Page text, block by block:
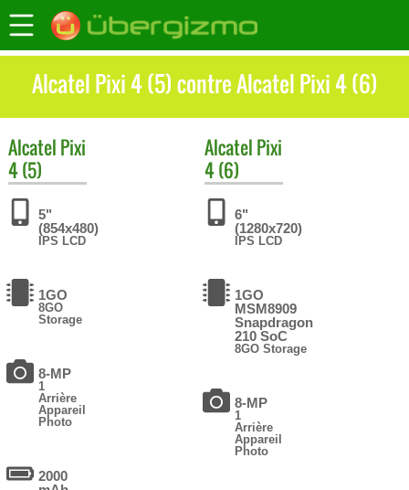
Alcatel Pixi 4 (5) contre Alcatel Pixi 4 (6)
Alcatel Pixi
4 (5)
5"
(854x480)
IPS LCD
1GO
8GO
Storage
8-MP
1
Arrière
Appareil
Photo
2000
Alcatel Pixi
4 (6)
6"
(1280x720)
IPS LCD
1GO
MSM8909
Snapdragon
210 SoC
8GO Storage
8-MP
1
Arrière
Appareil
Photo